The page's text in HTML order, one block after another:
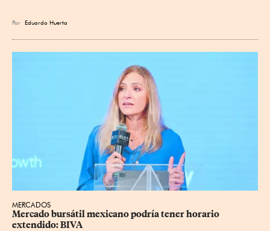
Por Eduardo Huerta
MERCADOS
Mercado bursátil mexicano podría tener horario
extendido: BIVA